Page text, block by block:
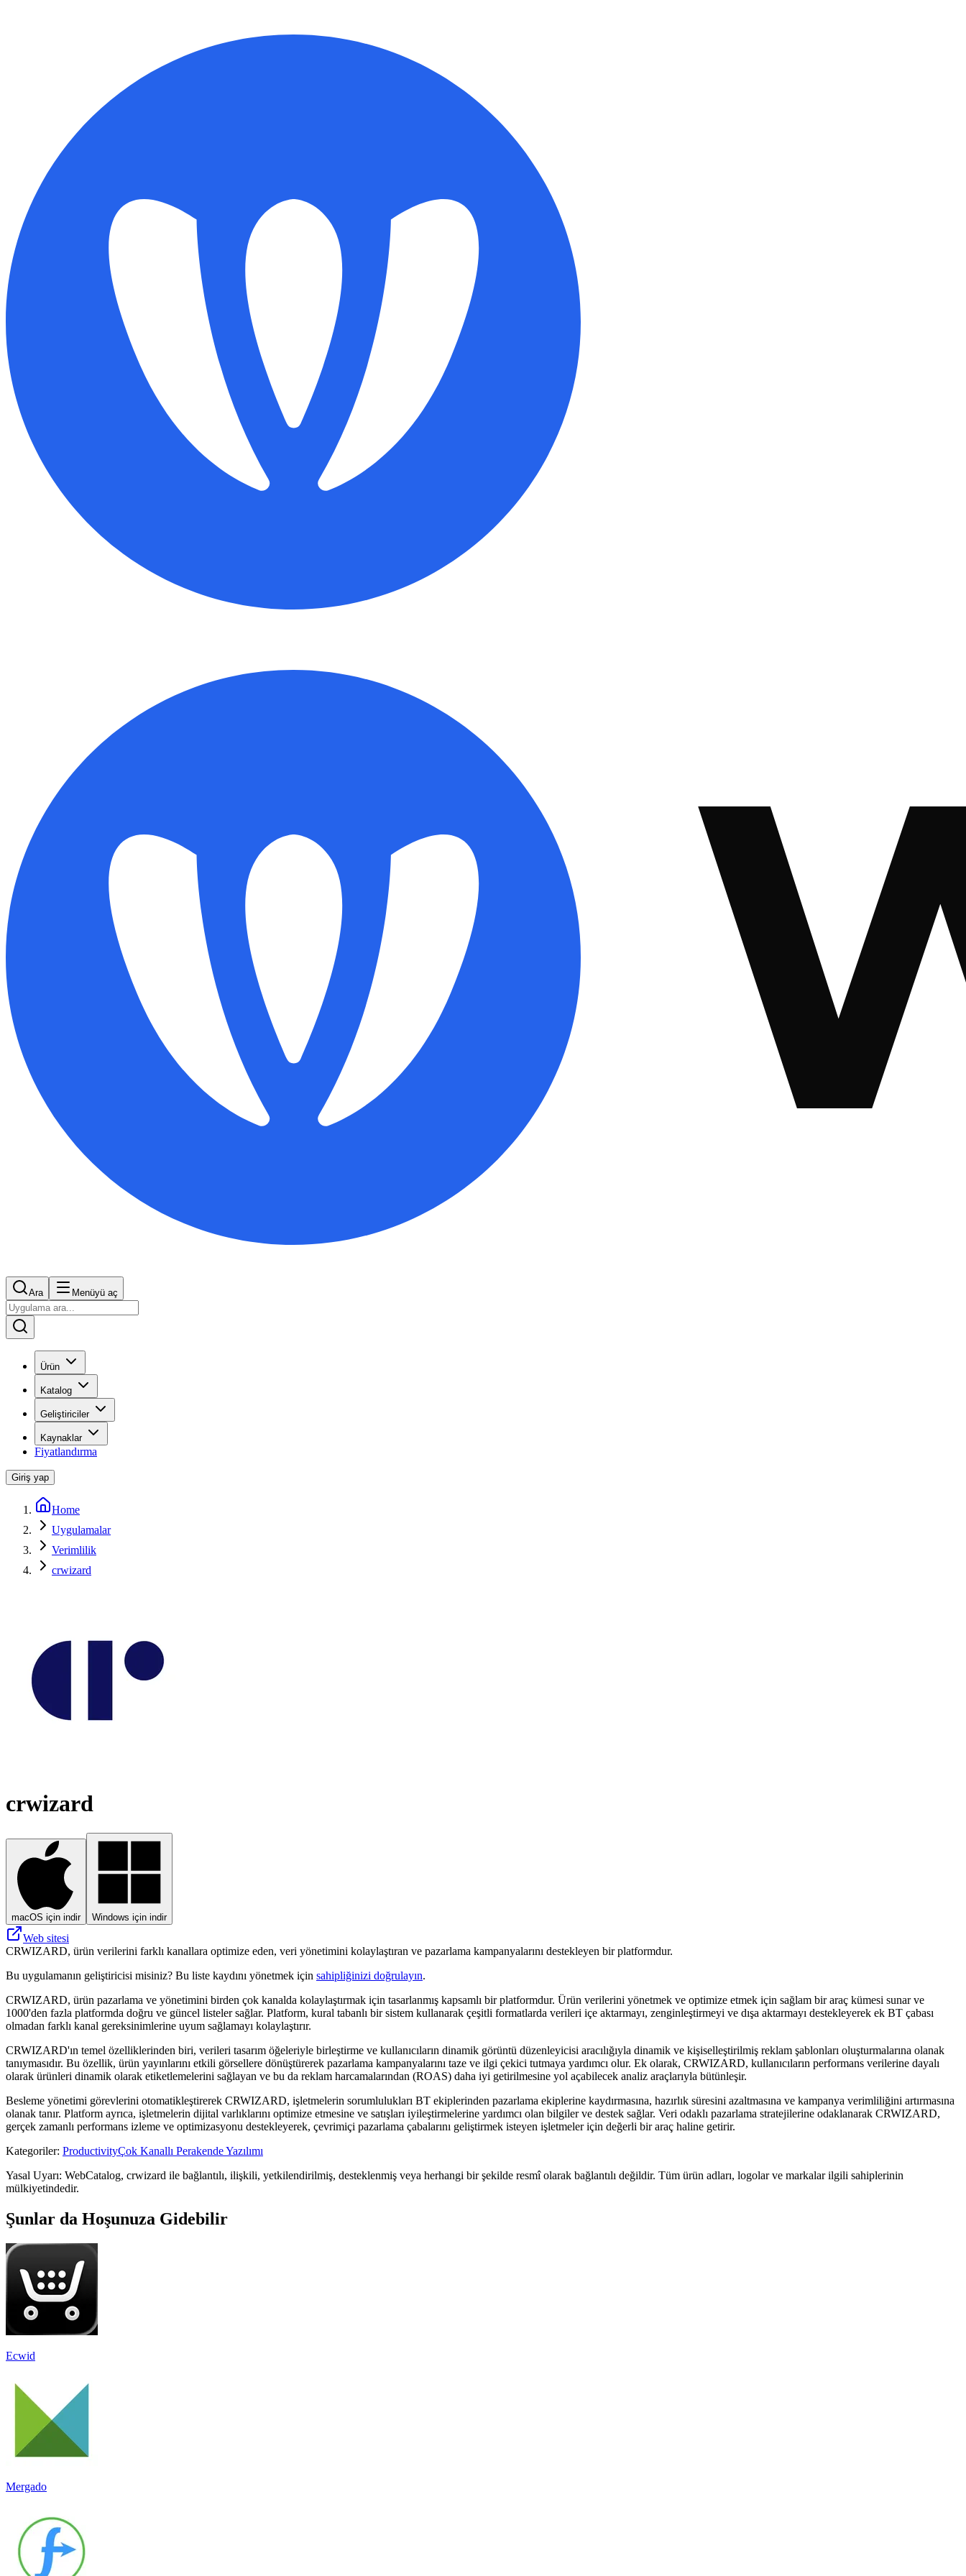
Ara Menüyü aç
Ürün
Katalog
Geliştiriciler
Kaynaklar
Fiyatlandırma
Giriş yap
Home
Uygulamalar
Verimlilik
crwizard
crwizard
macOS için indir Windows için indir
Web sitesi
CRWIZARD, ürün verilerini farklı kanallara optimize eden, veri yönetimini kolaylaştıran ve pazarlama kampanyalarını destekleyen bir platformdur.
Bu uygulamanın geliştiricisi misiniz? Bu liste kaydını yönetmek için sahipliğinizi doğrulayın.
CRWIZARD, ürün pazarlama ve yönetimini birden çok kanalda kolaylaştırmak için tasarlanmış kapsamlı bir platformdur. Ürün verilerini yönetmek ve optimize etmek için sağlam bir araç kümesi sunar ve
1000'den fazla platformda doğru ve güncel listeler sağlar. Platform, kural tabanlı bir sistem kullanarak çeşitli formatlarda verileri içe aktarmayı, zenginleştirmeyi ve dışa aktarmayı destekleyerek ek BT ​​çabası
olmadan farklı kanal gereksinimlerine uyum sağlamayı kolaylaştırır.
CRWIZARD'ın temel özelliklerinden biri, verileri tasarım öğeleriyle birleştirme ve kullanıcıların dinamik görüntü düzenleyicisi aracılığıyla dinamik ve kişiselleştirilmiş reklam şablonları oluşturmalarına olanak
tanıymasıdır. Bu özellik, ürün yayınlarını etkili görsellere dönüştürerek pazarlama kampanyalarını taze ve ilgi çekici tutmaya yardımcı olur. Ek olarak, CRWIZARD, kullanıcıların performans verilerine dayalı
olarak ürünleri dinamik olarak etiketlemelerini sağlayan ve bu da reklam harcamalarından (ROAS) daha iyi getirilmesine yol açabilecek analiz araçlarıyla bütünleşir.
Besleme yönetimi görevlerini otomatikleştirerek CRWIZARD, işletmelerin sorumlulukları BT ekiplerinden pazarlama ekiplerine kaydırmasına, hazırlık süresini azaltmasına ve kampanya verimliliğini artırmasına
olanak tanır. Platform ayrıca, işletmelerin dijital varlıklarını optimize etmesine ve satışları iyileştirmelerine yardımcı olan bilgiler ve destek sağlar. Veri odaklı pazarlama stratejilerine odaklanarak CRWIZARD,
gerçek zamanlı performans izleme ve optimizasyonu destekleyerek, çevrimiçi pazarlama çabalarını geliştirmek isteyen işletmeler için değerli bir araç haline getirir.
Kategoriler: ProductivityÇok Kanallı Perakende Yazılımı
Yasal Uyarı: WebCatalog, crwizard ile bağlantılı, ilişkili, yetkilendirilmiş, desteklenmiş veya herhangi bir şekilde resmî olarak bağlantılı değildir. Tüm ürün adları, logolar ve markalar ilgili sahiplerinin
mülkiyetindedir.
Şunlar da Hoşunuza Gidebilir
Ecwid
Mergado